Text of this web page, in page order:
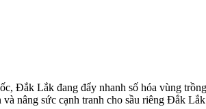
Đắk Lắk đang đẩy nhanh số hóa vùng
nâng sức cạnh tranh cho sầu riêng Đắk